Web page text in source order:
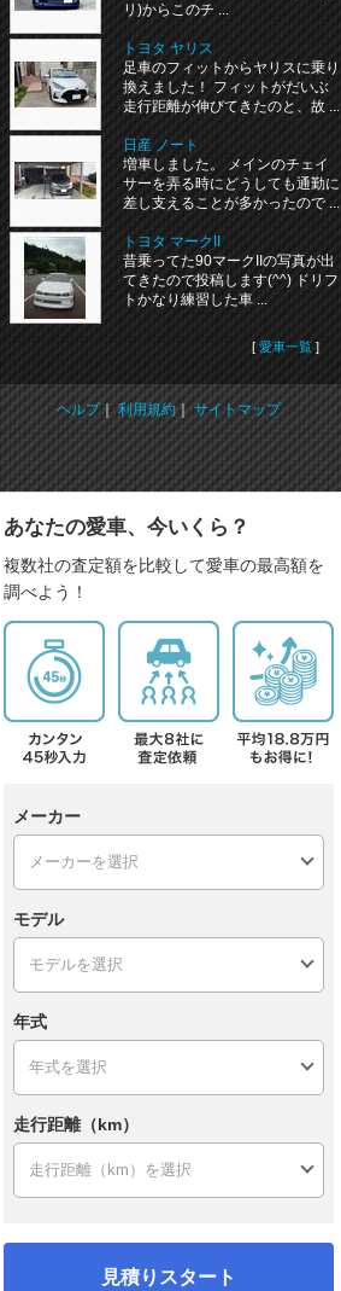
リ)からこのチ ...
トヨタ ヤリス
足車のフィットからヤリスに乗り
換えました！ フィットがだいぶ
走行距離が伸びてきたのと、故 ...
日産 ノート
増車しました。 メインのチェイ
サーを弄る時にどうしても通勤に
差し支えることが多かったので ...
トヨタ マークII
昔乗ってた90マークIIの写真が出
てきたので投稿します(^^) ドリフ
トかなり練習した車 ...
[ 愛車一覧 ]
ヘルプ｜利用規約｜サイトマップ
あなたの愛車、今いくら？
複数社の査定額を比較して愛車の最高額を
調べよう！
メーカー
モデル
年式
走行距離（km）
見積りスタート